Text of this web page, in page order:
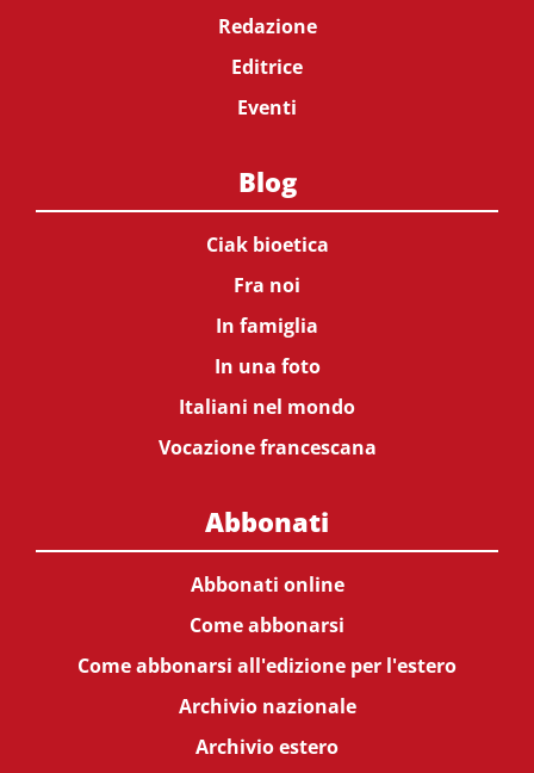
Redazione
Editrice
Eventi
Blog
Ciak bioetica
Fra noi
In famiglia
In una foto
Italiani nel mondo
Vocazione francescana
Abbonati
Abbonati online
Come abbonarsi
Come abbonarsi all'edizione per l'estero
Archivio nazionale
Archivio estero